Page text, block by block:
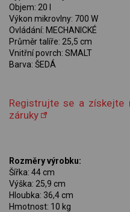
Objem: 20 l
Výkon mikrovlny: 700 W
Ovládání: MECHANICKÉ
Průměr talíře: 25,5 cm
Vnitřní povrch: SMALT
Barva: ŠEDÁ
Registrujte se a získejte
záruky
Rozměry výrobku:
Šířka: 44 cm
Výška: 25,9 cm
Hloubka: 36,4 cm
Hmotnost: 10 kg